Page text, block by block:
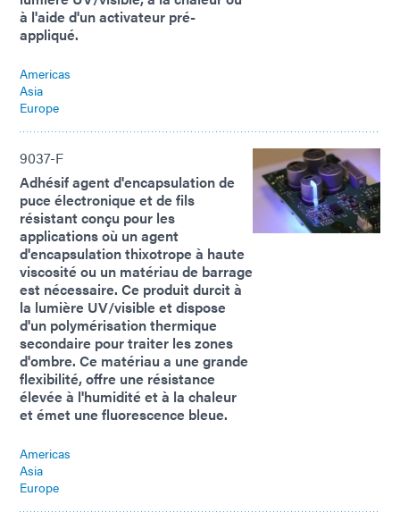
à l'aide d'un activateur pré-
appliqué.
Americas
Asia
Europe
9037-F
Adhésif agent d'encapsulation de
puce électronique et de fils
résistant conçu pour les
applications où un agent
d'encapsulation thixotrope à haute
viscosité ou un matériau de barrage
est nécessaire. Ce produit durcit à
la lumière UV/visible et dispose
d'un polymérisation thermique
secondaire pour traiter les zones
d'ombre. Ce matériau a une grande
flexibilité, offre une résistance
élevée à l'humidité et à la chaleur
et émet une fluorescence bleue.
Americas
Asia
Europe